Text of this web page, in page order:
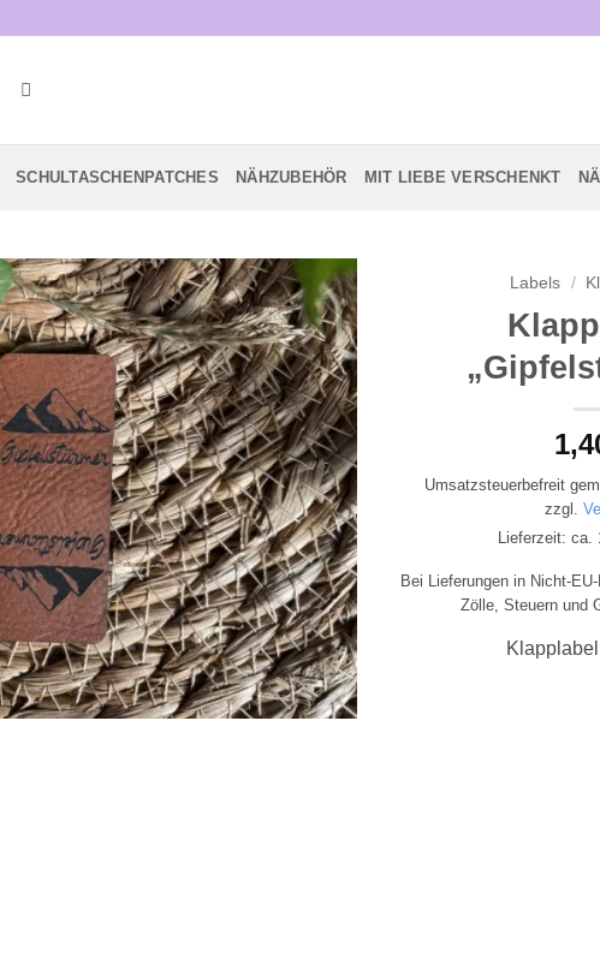
SCHULTASCHENPATCHES NÄHZUBEHÖR MIT LIEBE VERSCHENKT
Add to
wishlist
Labels /
Umsatzsteuerbefreit
zzgl.
Lieferzeit:
Bei Lieferungen in Nicht-
Zölle, Steuern und